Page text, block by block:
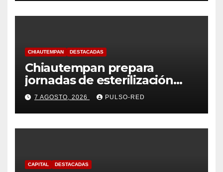
CHIAUTEMPAN DESTACADAS
Chiautempan prepara
jornadas de esterilización
para perros y gatos
7 AGOSTO, 2026 PULSO-RED
CAPITAL DESTACADAS